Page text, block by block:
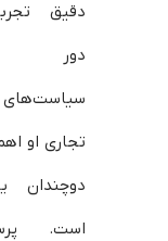
دقیق
دور
سیاست‌های
تجاری او
دوچندان
است.